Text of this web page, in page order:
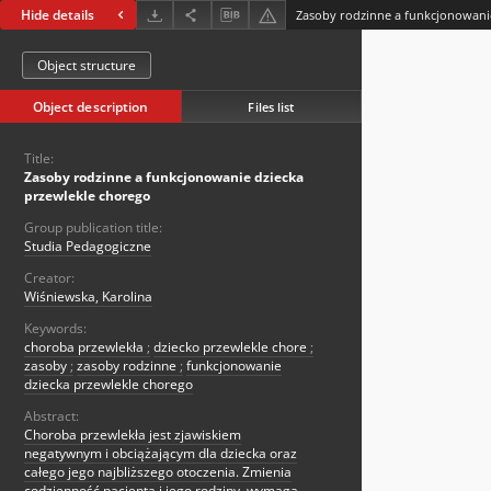
Hide details
Object structure
Object description Files list
Title:
Zasoby rodzinne a funkcjonowanie dziecka
przewlekle chorego
Group publication title:
Studia Pedagogiczne
Creator:
Wiśniewska, Karolina
Keywords:
choroba przewlekła ; dziecko przewlekle chore ;
zasoby ; zasoby rodzinne ; funkcjonowanie
dziecka przewlekle chorego
Abstract:
Choroba przewlekła jest zjawiskiem
negatywnym i obciążającym dla dziecka oraz
całego jego najbliższego otoczenia. Zmienia